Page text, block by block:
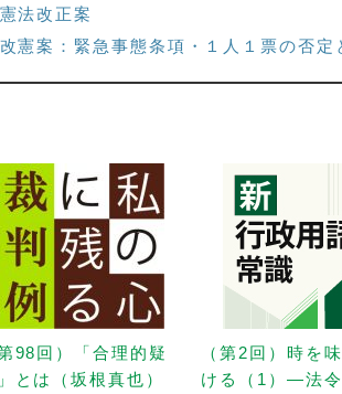
法改正案
憲案：緊急事態条項・１人１票の否
第98回）「合理的疑
とは（坂根真也）
（第2回）時を
ける（1）—法令